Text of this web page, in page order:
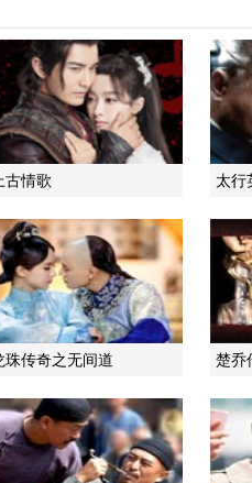
古情歌 太行
珠传奇之无间道 楚乔